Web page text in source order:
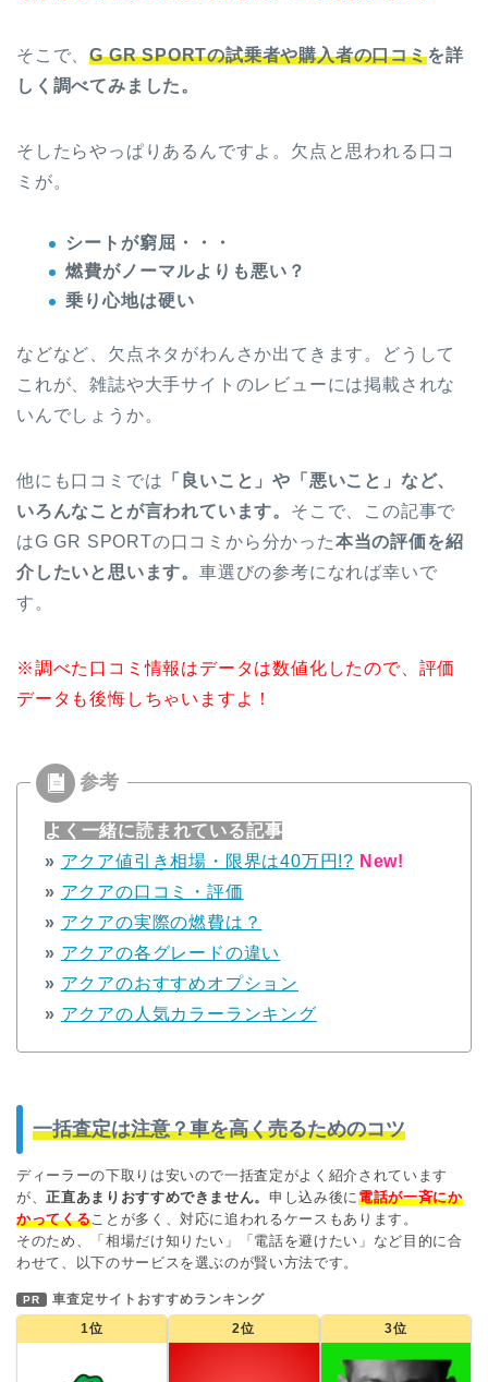
そこで、G GR SPORTの試乗者や購入者の口コミを詳
しく調べてみました。
そしたらやっぱりあるんですよ。欠点と思われる口コ
ミが。
シートが窮屈・・・
燃費がノーマルよりも悪い？
乗り心地は硬い
などなど、欠点ネタがわんさか出てきます。どうして
これが、雑誌や大手サイトのレビューには掲載されな
いんでしょうか。
他にも口コミでは 「良いこと」や「悪いこと」など、
いろんなことが言われています。 そこで、この記事で
はG GR SPORTの口コミから分かった本当の評価を紹
介したいと思います。 車選びの参考になれば幸いで
す。
※調べた口コミ情報はデータは数値化したので、評価
データも後悔しちゃいますよ！
よく一緒に読まれている記事
» アクア値引き相場・限界は40万円!? New!
» アクアの口コミ・評価
» アクアの実際の燃費は？
» アクアの各グレードの違い
» アクアのおすすめオプション
» アクアの人気カラーランキング
一括査定は注意？車を高く売るためのコツ
ディーラーの下取りは安いので一括査定がよく紹介されています
が、正直あまりおすすめできません。申し込み後に 電話が一斉にか
かってくる ことが多く、対応に追われるケースもあります。
そのため、「相場だけ知りたい」「電話を避けたい」など目的に合
わせて、以下のサービスを選ぶのが賢い方法です。
PR
車査定サイトおすすめランキング
1位
2位 3位